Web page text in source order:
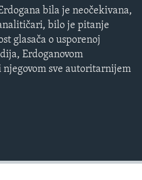
bila je neočekivana,
bilo je pitanje
glasača o usporenoj
Erdoganovom
sve autoritarnijem